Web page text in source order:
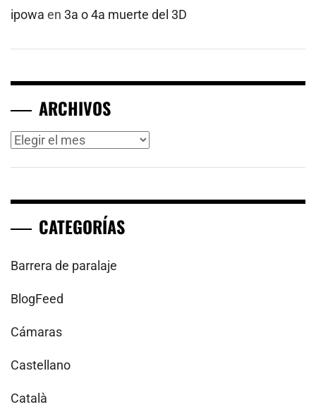
ipowa en 3a o 4a muerte del 3D
ARCHIVOS
Archivos
CATEGORÍAS
Barrera de paralaje
BlogFeed
Cámaras
Castellano
Català